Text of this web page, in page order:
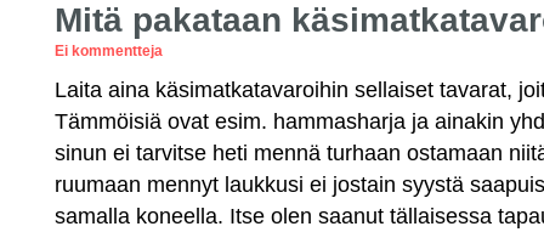
Mitä pakataan
Ei kommentteja
Laita aina käsimatkatavaroihin sellaiset tavarat,
Tämmöisiä ovat esim. hammasharja ja ainakin
sinun ei tarvitse heti mennä turhaan ostamaan
ruumaan mennyt laukkusi ei jostain syystä
samalla koneella. Itse olen saanut tällaisessa